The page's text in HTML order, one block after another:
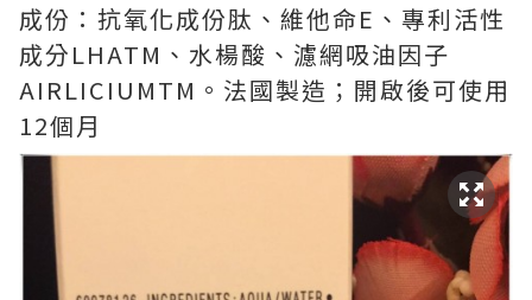
成份：抗氧化成份肽、維他命E、專利活性
成分LHATM、水楊酸、濾網吸油因子
AIRLICIUMTM。法國製造；開啟後可使用
12個月